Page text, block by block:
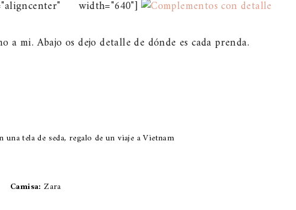
width="640"]
a mi. Abajo os dejo detalle de dónde es cada prenda.
una tela de seda, regalo de un viaje a Vietnam
Camisa:Zara